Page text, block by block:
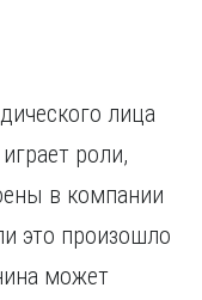
лица
роли,
в компании
это произошло
может